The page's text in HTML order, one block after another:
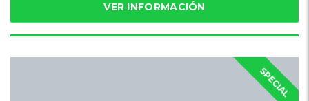
VER INFORMACIÓN
SPECIAL